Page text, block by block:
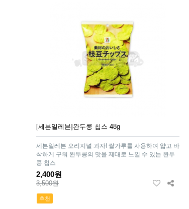
[세븐일레븐]완두콩 칩스 48g
세븐일레븐 오리지널 과자! 쌀가루를 사용하여 얇고 바
삭하게 구워 완두콩의 맛을 제대로 느낄 수 있는 완두
콩 칩스
2,400원
3,500원
추천